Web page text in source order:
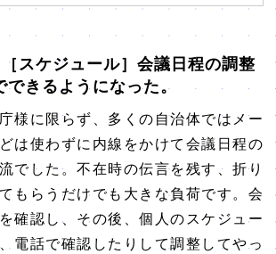
スケジュール］会議日程の調整
きるようになった。
様に限らず、多くの自治体ではメー
は使わずに内線をかけて会議日程の
でした。不在時の伝言を残す、折り
もらうだけでも大きな負荷です。会
確認し、その後、個人のスケジュー
電話で確認したりして調整してやっ